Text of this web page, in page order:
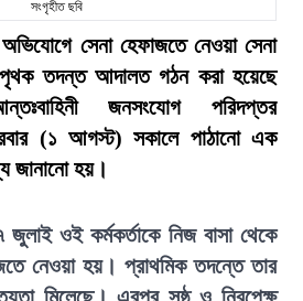
সংগৃহীত ছবি
অভিযোগে সেনা হেফাজতে নেওয়া সেনা
পৃথক তদন্ত আদালত গঠন করা হয়েছে
জনসংযোগ পরিদপ্তর
(১ আগস্ট) সকালে পাঠানো এক
জানানো হয়।
জুলাই ওই কর্মকর্তাকে নিজ বাসা থেকে
নেওয়া হয়। প্রাথমিক তদন্তে তার